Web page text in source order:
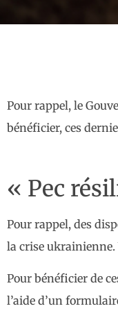
Pour rappel, le
bénéficier, ces
« Pec
Pour rappel, des
la crise ukrainienne.
Pour bénéficier de
l’aide d’un